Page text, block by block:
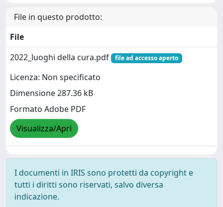
File in questo prodotto:
File
2022_luoghi della cura.pdf
file ad accesso aperto
Licenza: Non specificato
Dimensione 287.36 kB
Formato Adobe PDF
Visualizza/Apri
I documenti in IRIS sono protetti da copyright e
tutti i diritti sono riservati, salvo diversa
indicazione.